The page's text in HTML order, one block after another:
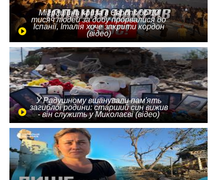
Міграційна криза в Європі: до 10
тисяч людей за добу прорвалися до
Іспанії, Італія хоче закрити кордон
(відео)
У Радушному вшанували пам'ять
загиблої родини: старший син вижив
- він служить у Миколаєві (відео)